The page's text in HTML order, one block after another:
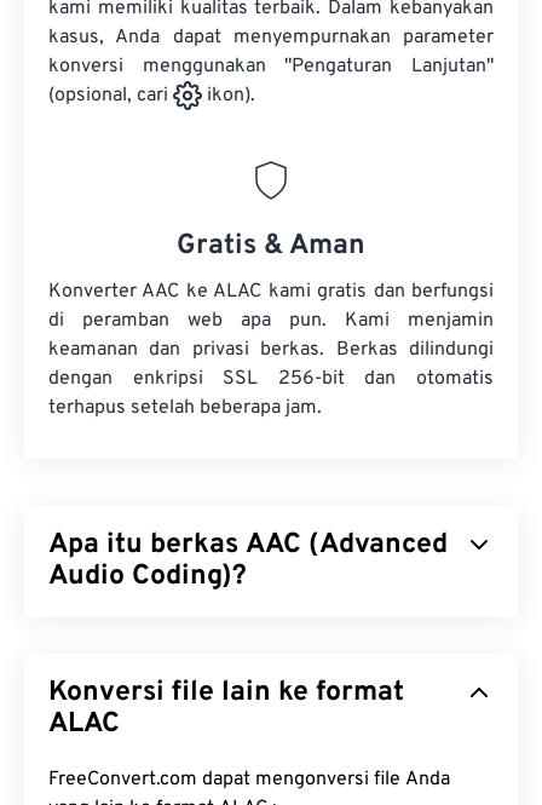
kami memiliki kualitas terbaik. Dalam kebanyakan
kasus, Anda dapat menyempurnakan parameter
konversi menggunakan "Pengaturan Lanjutan"
(opsional, cari
ikon).
Gratis & Aman
Konverter AAC ke ALAC kami gratis dan berfungsi
di peramban web apa pun. Kami menjamin
keamanan dan privasi berkas. Berkas dilindungi
dengan enkripsi SSL 256-bit dan otomatis
terhapus setelah beberapa jam.
Apa itu berkas AAC (Advanced
Audio Coding)?
berkas melalui kompresilossy . Kegunaan
utamanya adalah TV digital, radio digital, dan
untukiOS,YouTube,Nintendo, danPlayStation
Konversi file lain ke format
ALAC
FreeConvert.com dapat mengonversi file Anda